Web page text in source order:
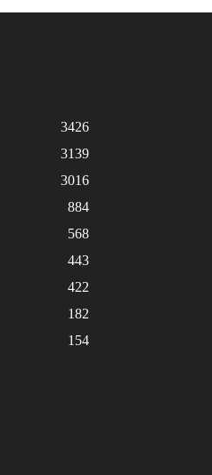
3426
3139
3016
884
568
443
422
182
154